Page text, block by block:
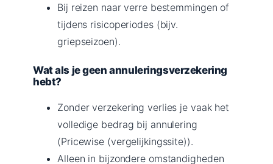
Bij reizen naar verre bestemmingen of
tijdens risicoperiodes (bijv.
griepseizoen).
Wat als je geen annuleringsverzekering
hebt?
Zonder verzekering verlies je vaak het
volledige bedrag bij annulering
(Pricewise (vergelijkingssite)).
Alleen in bijzondere omstandigheden